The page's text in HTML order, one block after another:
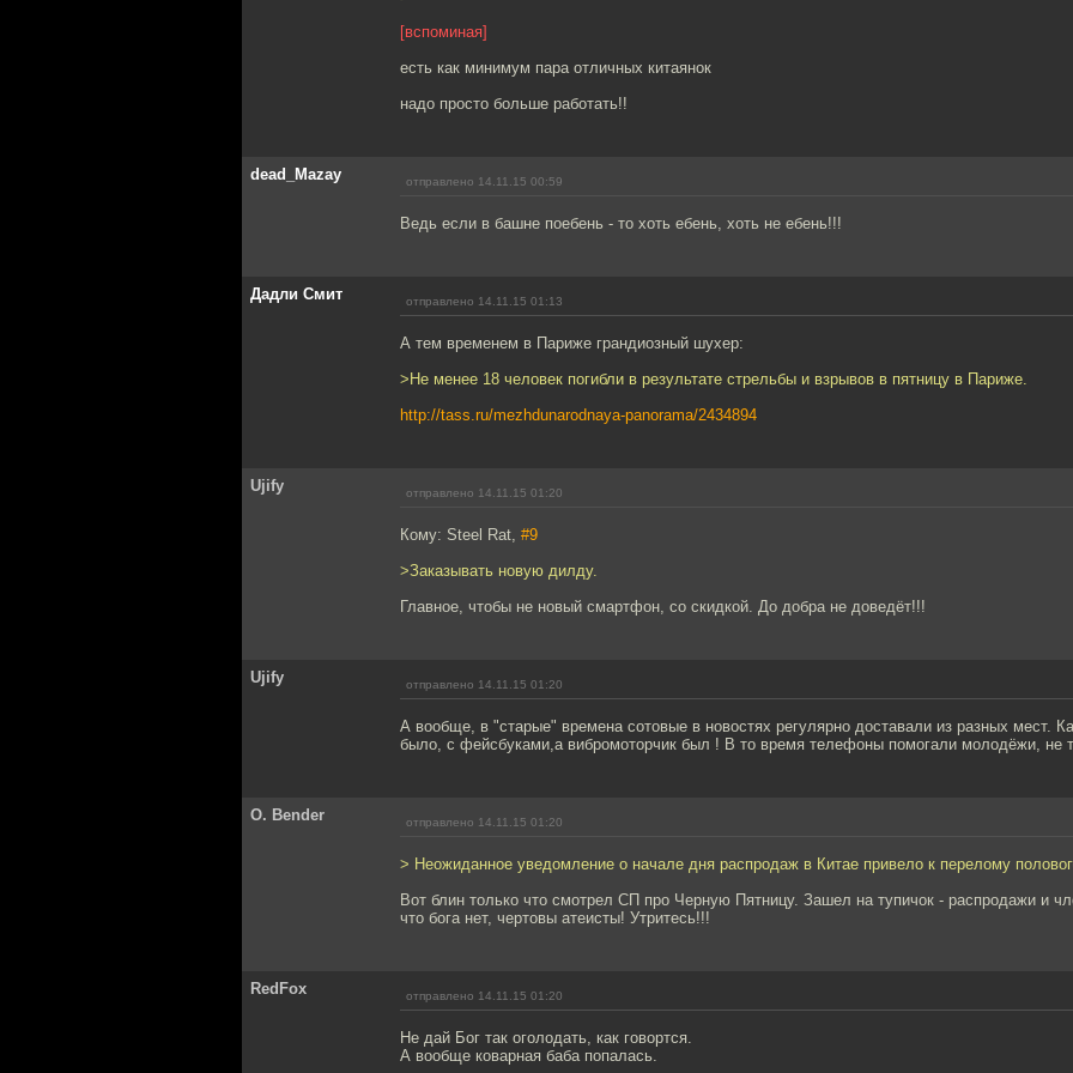
[вспоминая]
есть как минимум пара отличных китаянок
надо просто больше работать!!
dead_Mazay отправлено 14.11.15 00:59
Ведь если в башне поебень - то хоть ебень, хоть не ебень!!!
Дадли Смит отправлено 14.11.15 01:13
А тем временем в Париже грандиозный шухер:
>Не менее 18 человек погибли в результате стрельбы и взрывов в пятницу в Париже.
http://tass.ru/mezhdunarodnaya-panorama/2434894
Ujify отправлено 14.11.15 01:20
Кому: Steel Rat, #9
>Заказывать новую дилду.
Главное, чтобы не новый смартфон, со скидкой. До добра не доведёт!!!
Ujify отправлено 14.11.15 01:20
А вообще, в "старые" времена сотовые в новостях регулярно доставали из разных мест.
было, с фейсбуками,а вибромоторчик был ! В то время телефоны помогали молодёжи, не
O. Bender отправлено 14.11.15 01:20
> Неожиданное уведомление о начале дня распродаж в Китае привело к перелому
Вот блин только что смотрел СП про Черную Пятницу. Зашел на тупичок - распродажи и
что бога нет, чертовы атеисты! Утритесь!!!
RedFox отправлено 14.11.15 01:20
Не дай Бог так оголодать, как говортся.
А вообще коварная баба попалась.